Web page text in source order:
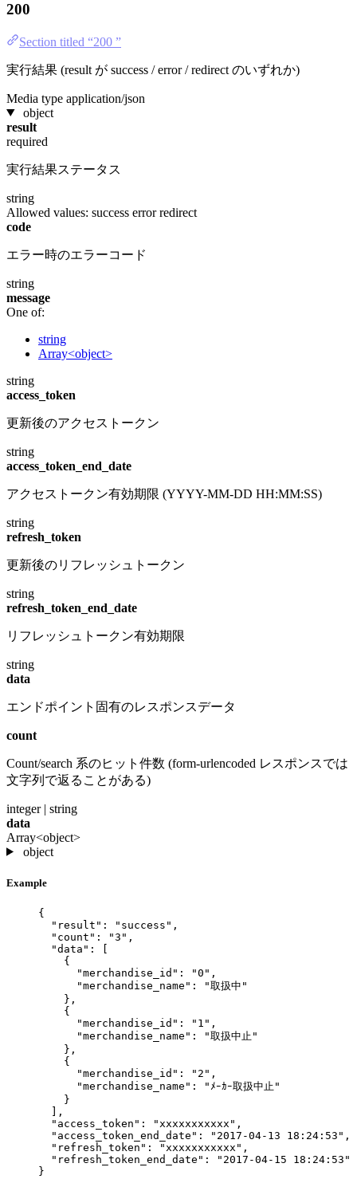
200
Section titled “200 ”
実行結果 (result が success / error / redirect のいずれか)
Media type application/json
object
result
required
実行結果ステータス
string
Allowed values: success errorredirect
code
エラー時のエラーコード
string
message
One of:
string
Array<object>
string
access_token
更新後のアクセストークン
string
access_token_end_date
アクセストークン有効期限 (YYYY-MM-DD HH:MM:SS)
string
refresh_token
更新後のリフレッシュトークン
string
refresh_token_end_date
リフレッシュトークン有効期限
string
data
エンドポイント固有のレスポンスデータ
count
Count/search 系のヒット件数 (form-urlencoded レスポンスでは
文字列で返ることがある)
integer | string
data
Array<object>
object
Example
{
"result" : " success " ,
"count" : "3 " ,
"data" : [
{
"merchandise_id" : "0 " ,
"merchandise_name" : "取扱中 "
},
{
"merchandise_id" : " 1 " ,
"merchandise_name" : "取扱中止 "
},
{
"merchandise_id" : " 2 " ,
"merchandise_name" : "ﾒｰｶｰ取扱中止 "
}
],
"access_token" : "xxxxxxxxxxx " ,
"access_token_end_date" : " 2017-04-13 18:24:53 " ,
"refresh_token" : "xxxxxxxxxxx " ,
"refresh_token_end_date" : " 2017-04-15 18:24:53 "
}